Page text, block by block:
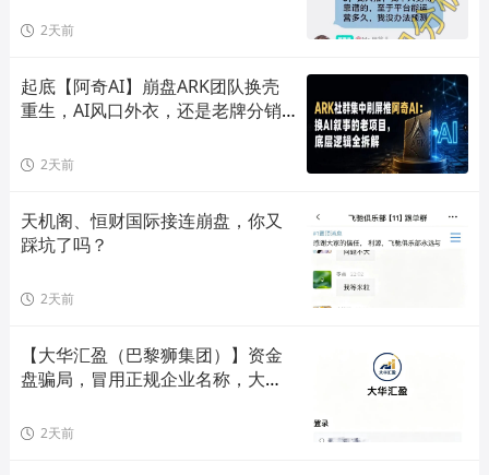
2天前
起底【阿奇AI】崩盘ARK团队换壳
重生，AI风口外衣，还是老牌分销
2天前
天机阁、恒财国际接连崩盘，你又
踩坑了吗？
2天前
【大华汇盈（巴黎狮集团）】资金
盘骗局，冒用正规企业名称，大量
2天前